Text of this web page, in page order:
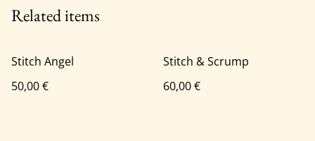
Related items
Stitch Angel
50,00 €
Stitch & Scrump
60,00 €